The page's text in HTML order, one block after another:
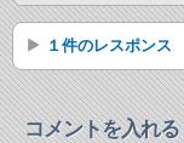
１件のレスポンス
コメントを入れる